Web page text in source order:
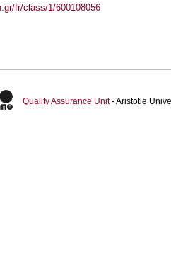
fr/class/1/600108056
Quality Assurance Unit- Aristotle